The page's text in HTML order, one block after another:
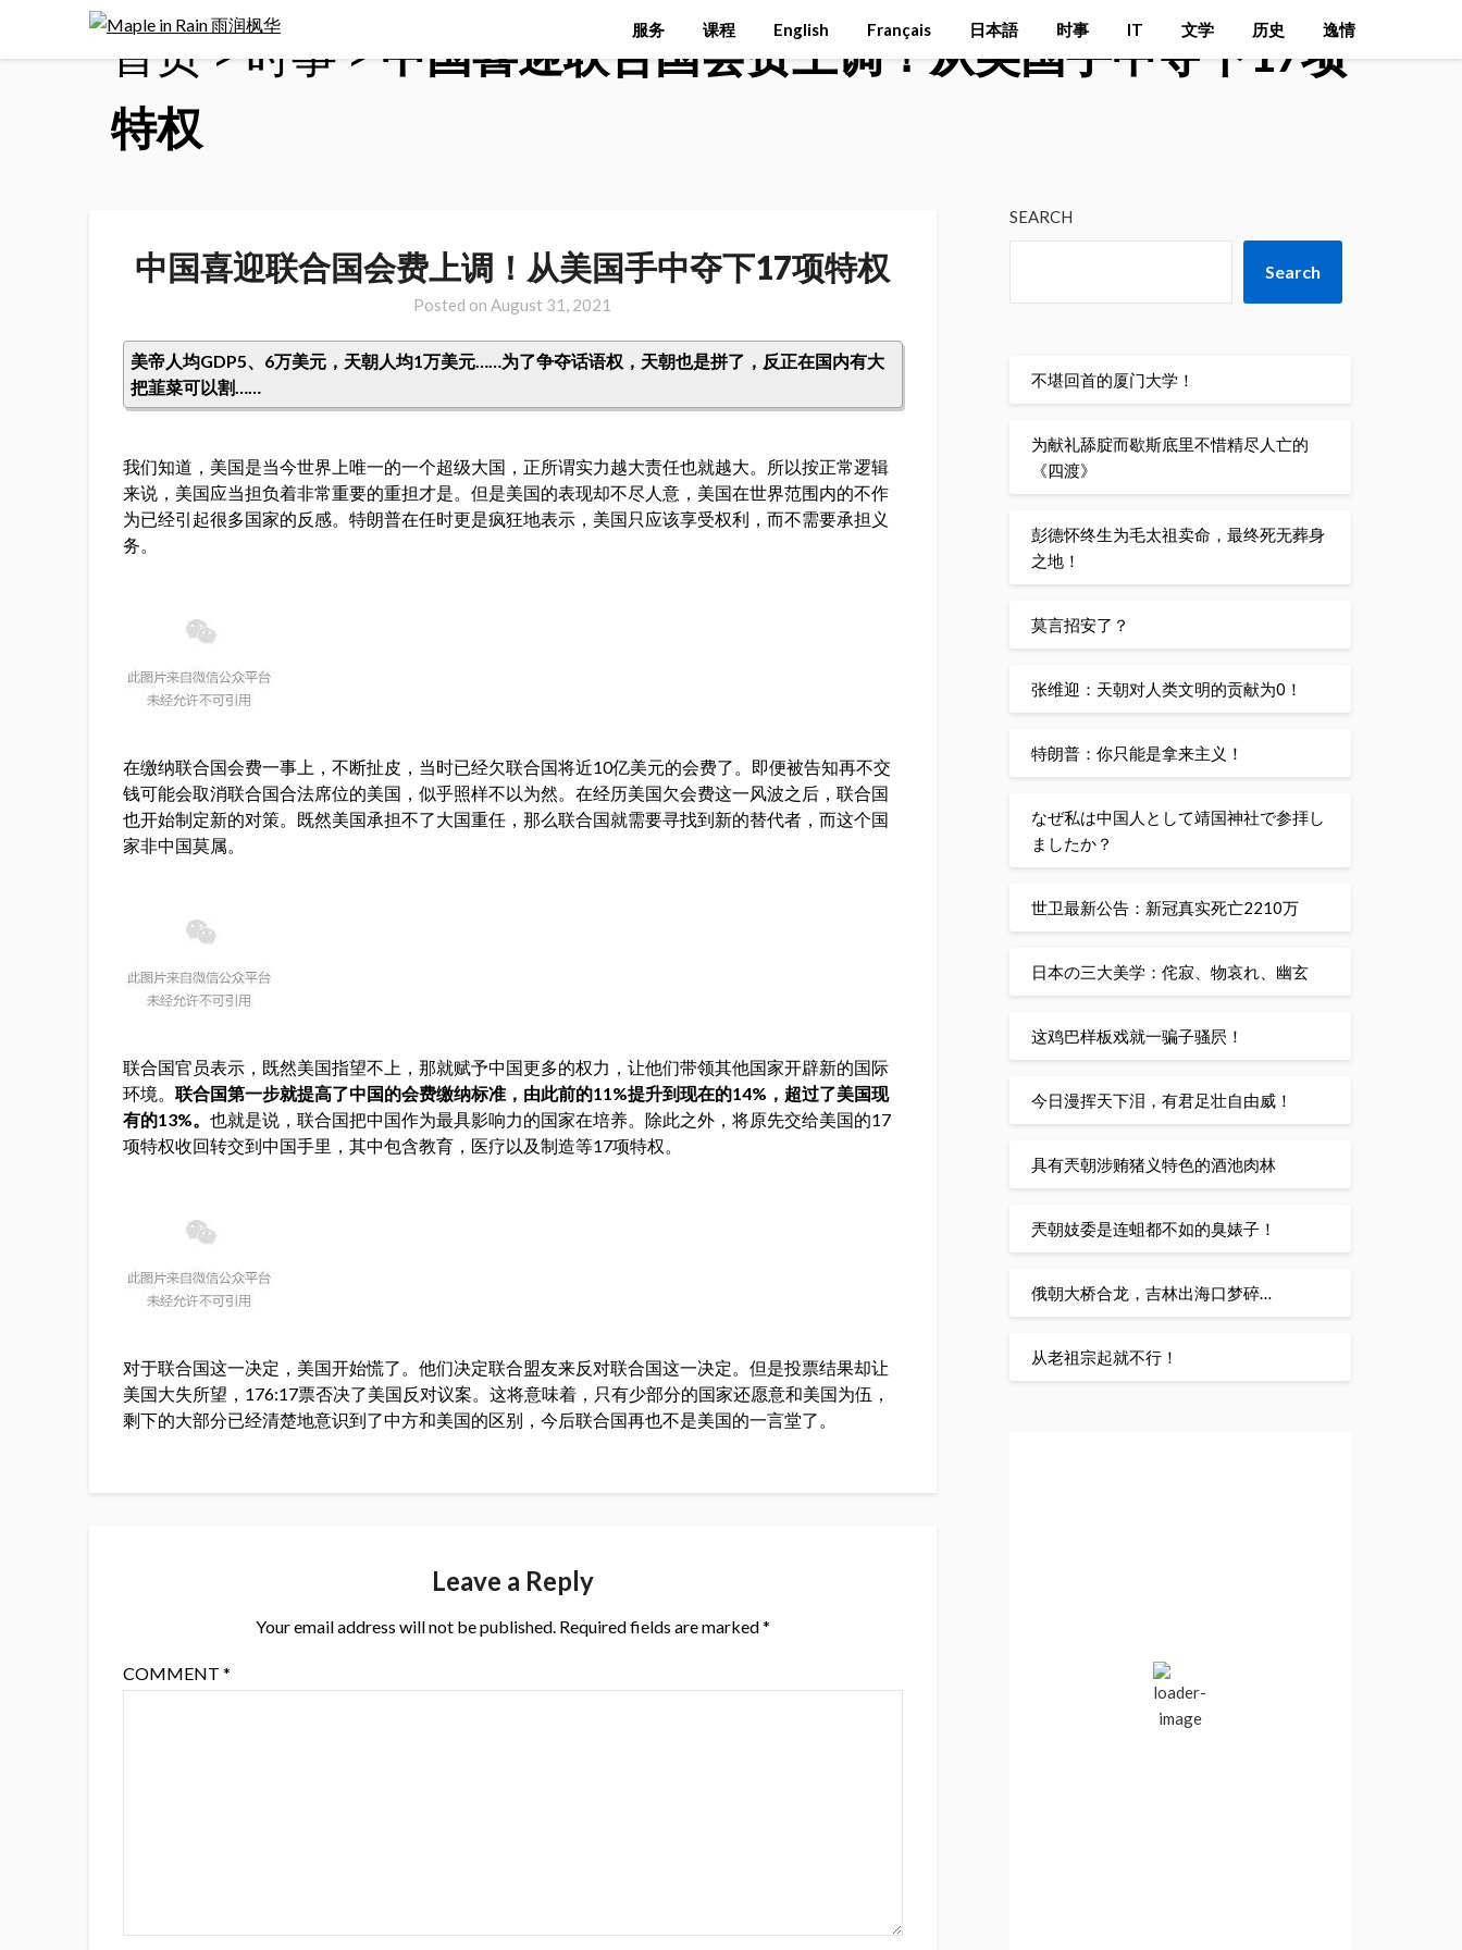
服务 课程 English Français 日本語 时事 IT 文学 历史 逸情
首页>时事>中国喜迎联合国会费上调！从美国手中夺下17项
特权
中国喜迎联合国会费上调！从美国手中夺下17项特权
Posted onAugust 31, 2021
美帝人均GDP5、6万美元，天朝人均1万美元……为了争夺话语权，天朝也是拼了，反正在国内有大
把韮菜可以割……
我们知道，美国是当今世界上唯一的一个超级大国，正所谓实力越大责任也就越大。所以按正常逻辑
来说，美国应当担负着非常重要的重担才是。但是美国的表现却不尽人意，美国在世界范围内的不作
为已经引起很多国家的反感。特朗普在任时更是疯狂地表示，美国只应该享受权利，而不需要承担义
务。
在缴纳联合国会费一事上，不断扯皮，当时已经欠联合国将近10亿美元的会费了。即便被告知再不交
钱可能会取消联合国合法席位的美国，似乎照样不以为然。在经历美国欠会费这一风波之后，联合国
也开始制定新的对策。既然美国承担不了大国重任，那么联合国就需要寻找到新的替代者，而这个国
家非中国莫属。
联合国官员表示，既然美国指望不上，那就赋予中国更多的权力，让他们带领其他国家开辟新的国际
环境。联合国第一步就提高了中国的会费缴纳标准，由此前的11%提升到现在的14%，超过了美国现
有的13%。也就是说，联合国把中国作为最具影响力的国家在培养。除此之外，将原先交给美国的17
项特权收回转交到中国手里，其中包含教育，医疗以及制造等17项特权。
对于联合国这一决定，美国开始慌了。他们决定联合盟友来反对联合国这一决定。但是投票结果却让
美国大失所望，176:17票否决了美国反对议案。这将意味着，只有少部分的国家还愿意和美国为伍，
剩下的大部分已经清楚地意识到了中方和美国的区别，今后联合国再也不是美国的一言堂了。
Leave a Reply
Your email address will not be published. Required fields are marked*
COMMENT*
SEARCH
Search
不堪回首的厦门大学！
为献礼舔腚而歇斯底里不惜精尽人亡的
《四渡》
彭德怀终生为毛太祖卖命，最终死无葬身
之地！
莫言招安了？
张维迎：天朝对人类文明的贡献为0！
特朗普：你只能是拿来主义！
なぜ私は中国人として靖国神社で参拝し
ましたか？
世卫最新公告：新冠真实死亡2210万
日本の三大美学：侘寂、物哀れ、幽玄
这鸡巴样板戏就一骗子骚屄！
今日漫挥天下泪，有君足壮自由威！
具有兲朝涉贿猪义特色的酒池肉林
兲朝妓委是连蛆都不如的臭婊子！
俄朝大桥合龙，吉林出海口梦碎…
从老祖宗起就不行！
15
Clear Sky